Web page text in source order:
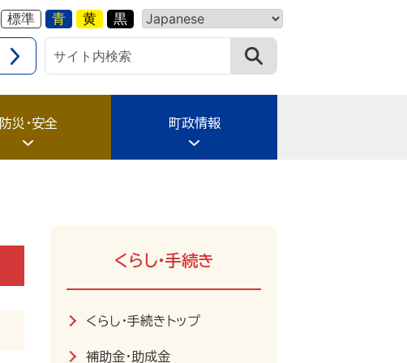
標準 青 黄 黒
防災・安全 町政情報
くらし・手続き
くらし・手続きトップ
補助金・助成金